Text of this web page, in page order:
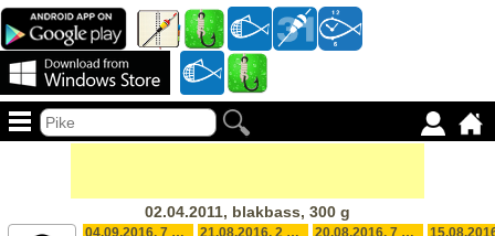
02.04.2011, blakbass, 300 g
04.09.2016, 7 blasses, 810 g 21.08.2016, 2 blasses 20.08.2016, 7 blasses